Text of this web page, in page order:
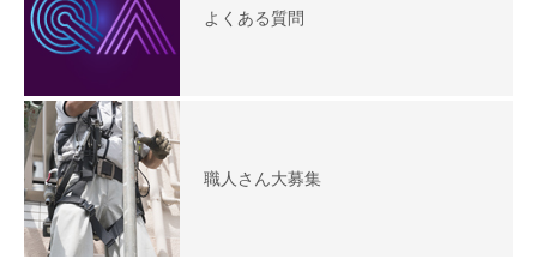
よくある質問
職人さん大募集